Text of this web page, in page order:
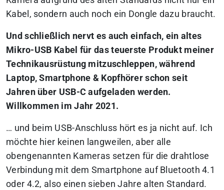
Kabel, sondern auch noch ein Dongle dazu braucht.
Und schließlich nervt es auch einfach, ein altes
Mikro-USB Kabel für das teuerste Produkt meiner
Technikausrüstung mitzuschleppen, während
Laptop, Smartphone & Kopfhörer schon seit
Jahren über USB-C aufgeladen werden.
Willkommen im Jahr 2021.
… und beim USB-Anschluss hört es ja nicht auf. Ich
möchte hier keinen langweilen, aber alle
obengenannten Kameras setzen für die drahtlose
Verbindung mit dem Smartphone auf Bluetooth 4.1
oder 4.2, also einen sieben Jahre alten Standard.